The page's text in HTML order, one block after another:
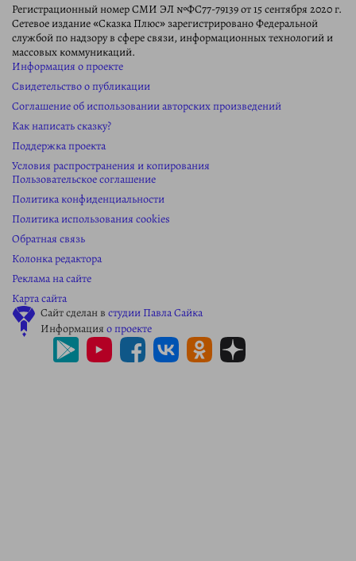
Регистрационный номер СМИ ЭЛ №ФС77-79139 от 15 сентября 2020 г.
Сетевое издание «Сказка Плюс» зарегистрировано Федеральной
службой по надзору в сфере связи, информационных технологий и
массовых коммуникаций.
Информация о проекте
Свидетельство о публикации
Соглашение об использовании авторских произведений
Как написать сказку?
Поддержка проекта
Условия распространения и копирования
Пользовательское соглашение
Политика конфиденциальности
Политика использования cookies
Обратная связь
Колонка редактора
Реклама на сайте
Карта сайта
Сайт сделан в студии Павла Сайка
Информация о проекте